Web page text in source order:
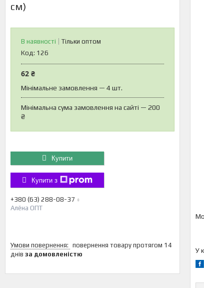
см)
В наявності
Тільки оптом
Код: 126
62 ₴
Мінімальне замовлення — 4 шт.
Мінімальна сума замовлення на сайті — 200
₴
Купити
Купити з
+380 (63) 288-08-37
Алёна ОПТ
повернення товару протягом 14
днів за домовленістю У